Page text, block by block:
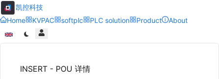
凯控科技
Home
KVPAC softplc PLC solution Product About
INSERT - POU 详情